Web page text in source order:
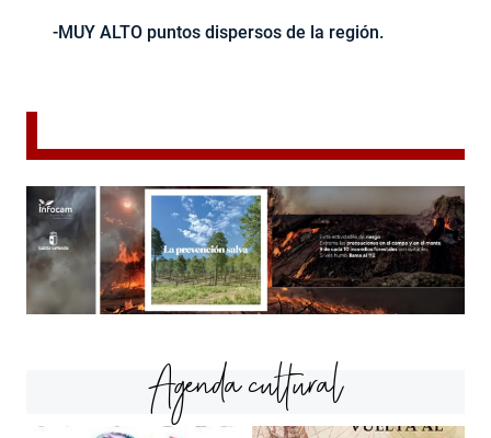
-MUY ALTO puntos dispersos de la región.
Agenda cultural